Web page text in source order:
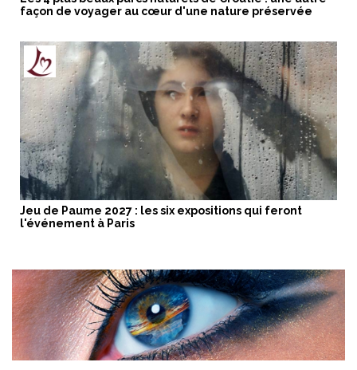
façon de voyager au cœur d'une nature préservée
Jeu de Paume 2027 : les six expositions qui feront
l'événement à Paris